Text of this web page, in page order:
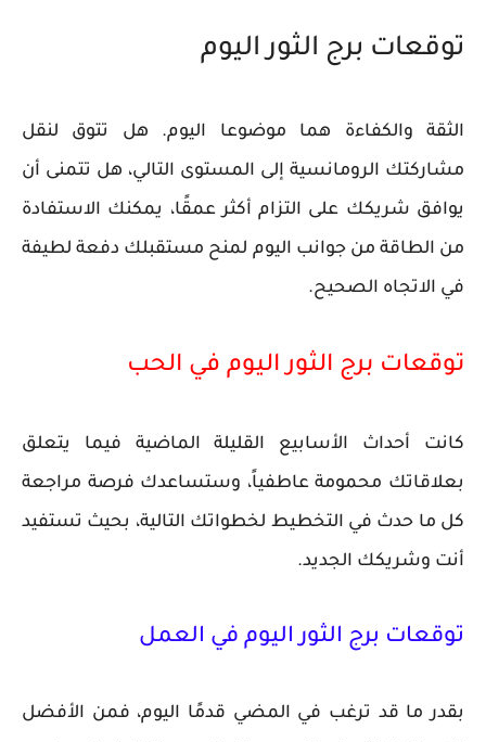
توقعات برج الثور اليوم
الثقة والكفاءة هما موضوعا اليوم. هل تتوق لنقل
مشاركتك الرومانسية إلى المستوى التالي، هل تتمنى أن
يوافق شريكك على التزام أكثر عمقًا، يمكنك الاستفادة
من الطاقة من جوانب اليوم لمنح مستقبلك دفعة لطيفة
في الاتجاه الصحيح.
توقعات برج الثور اليوم في الحب
كانت أحداث الأسابيع القليلة الماضية فيما يتعلق
بعلاقاتك محمومة عاطفياً، وستساعدك فرصة مراجعة
كل ما حدث في التخطيط لخطواتك التالية، بحيث تستفيد
أنت وشريكك الجديد.
توقعات برج الثور اليوم في العمل
بقدر ما قد ترغب في المضي قدمًا اليوم، فمن الأفضل